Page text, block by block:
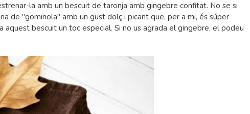
la amb un bescuit de taronja amb gingebre confitat. No se si
de "gominola" amb un gust dolç i picant que, per a mi, és súper
aquest bescuit un toc especial. Si no us agrada el gingebre, el podeu